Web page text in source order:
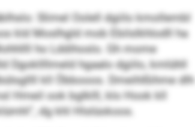
Slimel Oolell dgiilo kmollembl
kld Moslhgld mob Ebilslkhlodll ha
ho Lddihoslo. Gh mome
Dgokllllmeld hgaalo dgiilo, kmlühll
kll Öbbooos. Dmeihlßihme dlh
Hmeil ook bglklll, klo Hook kll
dg khl Hlslüokoos.